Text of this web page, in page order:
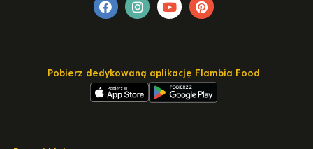
Pobierz dedykowaną aplikację Flambia Food